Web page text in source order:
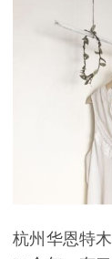
杭州华恩特